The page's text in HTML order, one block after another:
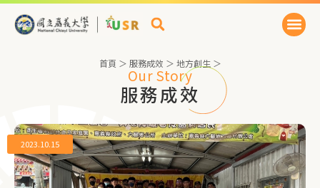
Our Story
服務成效
首頁 ＞ 服務成效 ＞ 地方創生＞
2023.10.15